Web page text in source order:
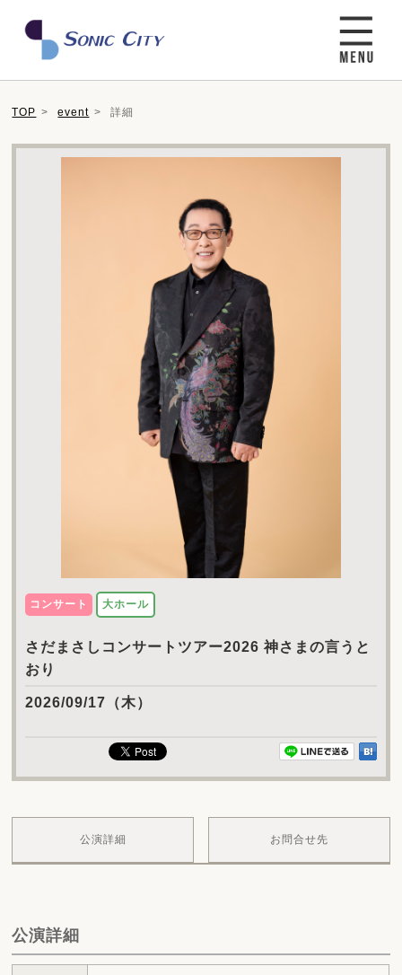
TOP event 詳細
コンサート 大ホール
さだまさしコンサートツアー2026 神さまの言うと
おり
2026/09/17（木）
公演詳細 お問合せ先
公演詳細